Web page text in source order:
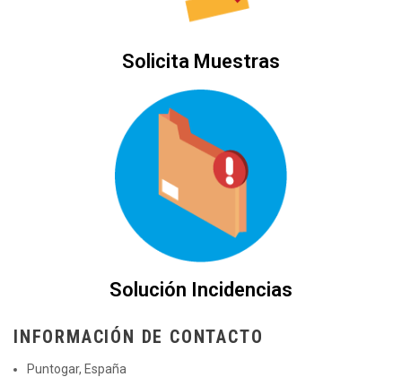
Solicita Muestras
Solución Incidencias
INFORMACIÓN DE CONTACTO
Puntogar, España